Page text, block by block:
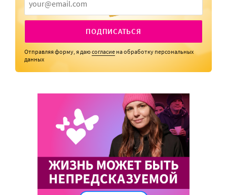
ПОДПИСАТЬСЯ
Отправляя форму, я даюсогласие на обработку персональных
данных